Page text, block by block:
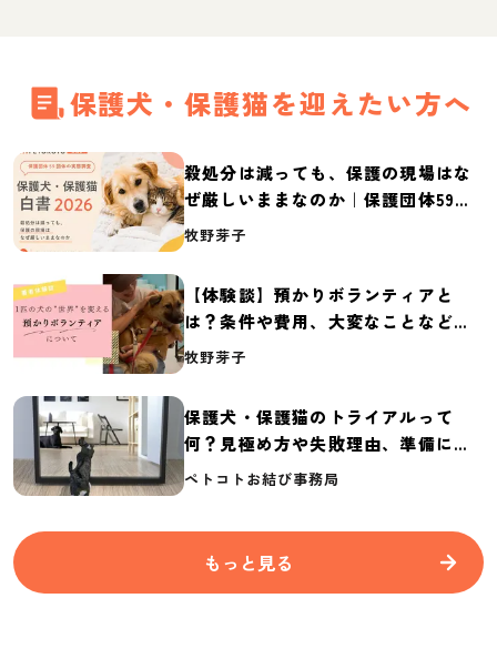
保護犬・保護猫を迎えたい方へ
殺処分は減っても、保護の現場はな
ぜ厳しいままなのか｜保護団体59団
体の実態調査【保護犬・保護猫白書
牧野芽子
【体験談】預かりボランティアと
は？条件や費用、大変なことなど紹
介
牧野芽子
保護犬・保護猫のトライアルって
何？見極め方や失敗理由、準備に必
要なものを紹介
ペトコトお結び事務局
もっと見る